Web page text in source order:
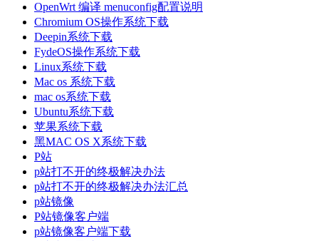
OpenWrt 编译 menuconfig配置说明
Chromium OS操作系统下载
Deepin系统下载
FydeOS操作系统下载
Linux系统下载
Mac os 系统下载
mac os系统下载
Ubuntu系统下载
苹果系统下载
黑MAC OS X系统下载
P站
p站打不开的终极解决办法
p站打不开的终极解决办法汇总
p站镜像
P站镜像客户端
p站镜像客户端下载